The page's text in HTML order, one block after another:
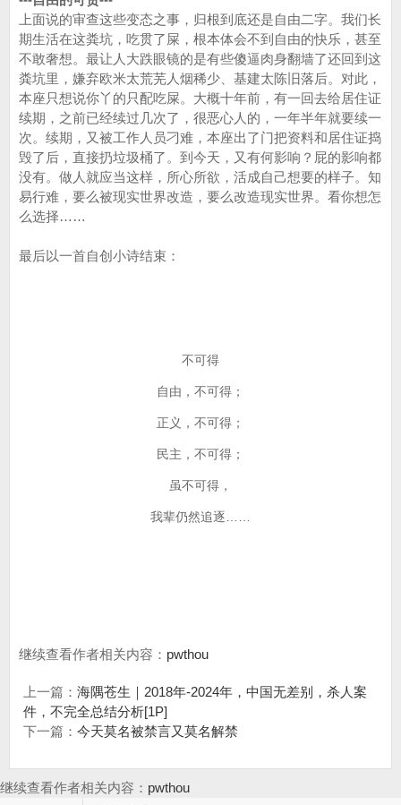
上面说的审查这些变态之事，归根到底还是自由二字。我们长
期生活在这粪坑，吃贯了屎，根本体会不到自由的快乐，甚至
不敢奢想。最让人大跌眼镜的是有些傻逼肉身翻墙了还回到这
粪坑里，嫌弃欧米太荒芜人烟稀少、基建太陈旧落后。对此，
本座只想说你丫的只配吃屎。大概十年前，有一回去给居住证
续期，之前已经续过几次了，很恶心人的，一年半年就要续一
次。续期，又被工作人员刁难，本座出了门把资料和居住证捣
毁了后，直接扔垃圾桶了。到今天，又有何影响？屁的影响都
没有。做人就应当这样，所心所欲，活成自己想要的样子。知
易行难，要么被现实世界改造，要么改造现实世界。看你想怎
么选择……
最后以一首自创小诗结束：
不可得
自由，不可得；
正义，不可得；
民主，不可得；
虽不可得，
我辈仍然追逐……
继续查看作者相关内容： pwthou
上一篇： 海隅苍生｜2018年-2024年，中国无差别，杀人案
件，不完全总结分析[1P]
下一篇： 今天莫名被禁言又莫名解禁
继续查看作者相关内容： pwthou